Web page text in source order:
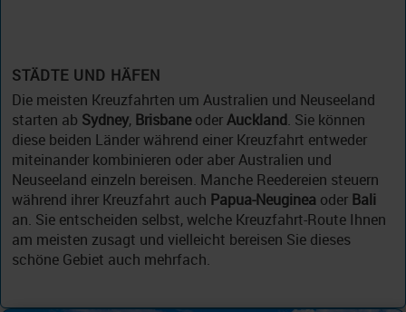
STÄDTE UND HÄFEN
Die meisten Kreuzfahrten um Australien und Neuseeland
starten ab Sydney, BrisbaneoderAuckland. Sie können
diese beiden Länder während einer Kreuzfahrt entweder
miteinander kombinieren oder aber Australien und
Neuseeland einzeln bereisen. Manche Reedereien steuern
während ihrer Kreuzfahrt auch Papua-Neugineaoder Bali
an. Sie entscheiden selbst, welche Kreuzfahrt-Route Ihnen
am meisten zusagt und vielleicht bereisen Sie dieses
schöne Gebiet auch mehrfach.